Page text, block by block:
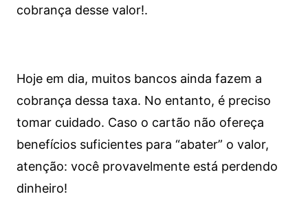
cobrança desse valor!.
Hoje em dia, muitos bancos ainda fazem a
cobrança dessa taxa. No entanto, é preciso
tomar cuidado. Caso o cartão não ofereça
benefícios suficientes para “abater” o valor,
atenção: você provavelmente está perdendo
dinheiro!